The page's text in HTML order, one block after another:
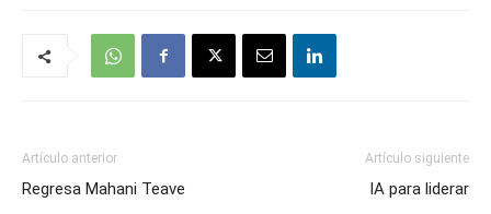
Artículo anterior
Regresa Mahani Teave
Artículo siguiente
IA para liderar